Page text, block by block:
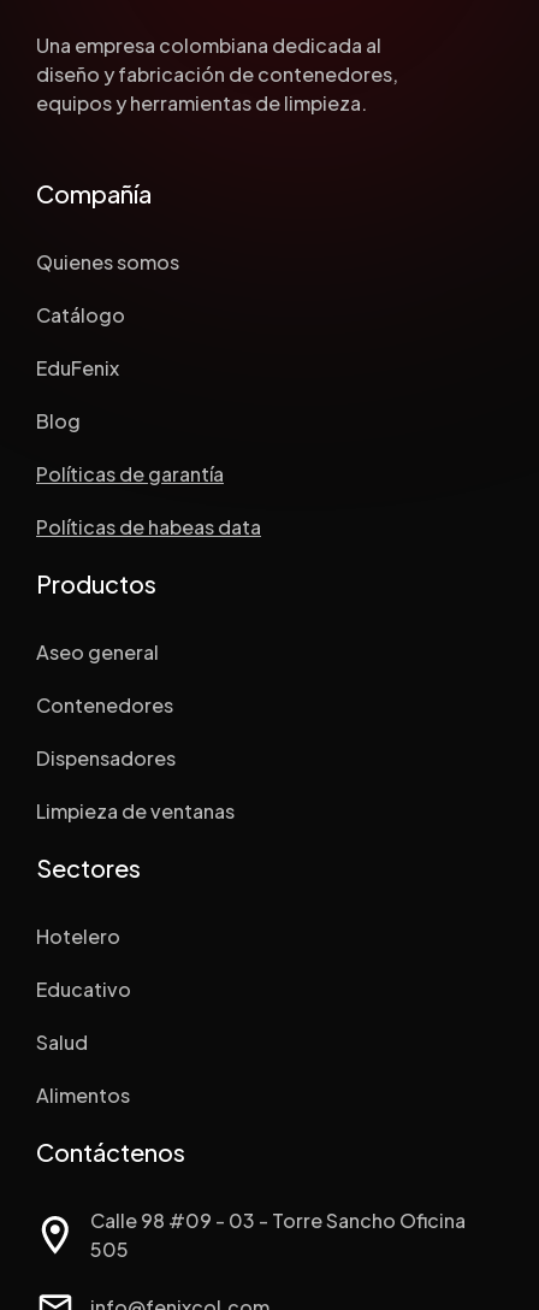
Una empresa colombiana dedicada al
diseño y fabricación de contenedores,
equipos y herramientas de limpieza.
Compañía
Quienes somos
Catálogo
EduFenix
Blog
Políticas de garantía
Políticas de habeas data
Productos
Aseo general
Contenedores
Dispensadores
Limpieza de ventanas
Sectores
Hotelero
Educativo
Salud
Alimentos
Contáctenos
Calle 98 #09 - 03 - Torre Sancho Oficina
505